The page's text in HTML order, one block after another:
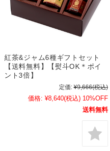
紅茶&ジャム6種ギフトセット
【送料無料】【熨斗OK＊ポイ
ント3倍】
定価: ¥9,666(税込)
価格: ¥8,640(税込) 10%OFF
送料無料